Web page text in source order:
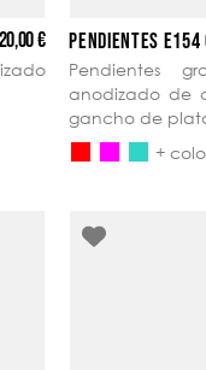
20,00 € PENDIENTES E154
Pendientes
anodizado de
gancho de
+